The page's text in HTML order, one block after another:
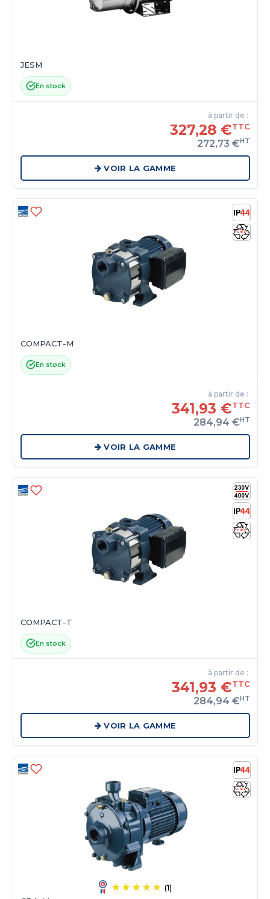
JESM
En stock
à partir de :
327,28 €TTC
272,73 €HT
VOIR LA GAMME
COMPACT-M
En stock
à partir de :
341,93 €TTC
284,94 €HT
VOIR LA GAMME
COMPACT-T
En stock
à partir de :
341,93 €TTC
284,94 €HT
VOIR LA GAMME
(1)